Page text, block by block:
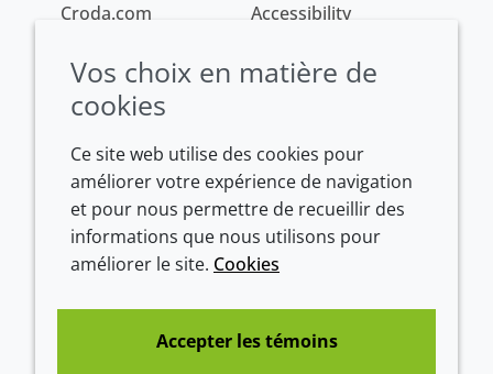
Croda.com
Accessibility
Conditions of sale
1601 BL Enkhuizen
Vos choix en matière de
cookies
Ce site web utilise des cookies pour
améliorer votre expérience de navigation
et pour nous permettre de recueillir des
informations que nous utilisons pour
améliorer le site. Cookies
Accepter les témoins